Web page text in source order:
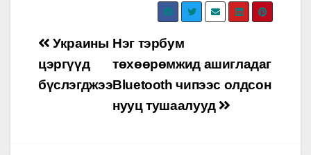
Post
navigation
Нэг тэрбум
төхөөрөмжид ашигладаг
Bluetooth чипээс олдсон
нууц тушаалууд
Украины
цэргүүд
бүслэгджээ